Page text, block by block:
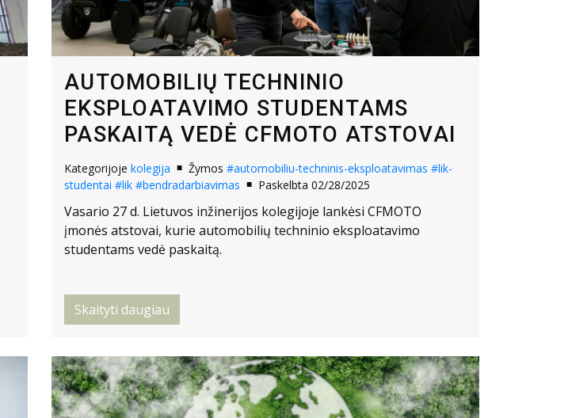
AUTOMOBILIŲ TECHNINIO
EKSPLOATAVIMO STUDENTAMS
PASKAITĄ VEDĖ CFMOTO ATSTOVAI
Kategorijoje kolegija Žymos #automobiliu-techninis-eksploatavimas #lik-
studentai #lik #bendradarbiavimas Paskelbta 02/28/2025
Vasario 27 d. Lietuvos inžinerijos kolegijoje lankėsi CFMOTO
įmonės atstovai, kurie automobilių techninio eksploatavimo
studentams vedė paskaitą.
Skaityti daugiau